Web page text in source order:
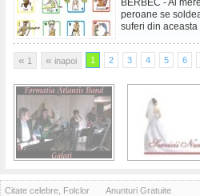
BERBEC - Ai
peroane se
suferi din
« 1 « inapoi 1 2 3 4 5 6
Citate celebre, Folclor Anunturi Gratuite